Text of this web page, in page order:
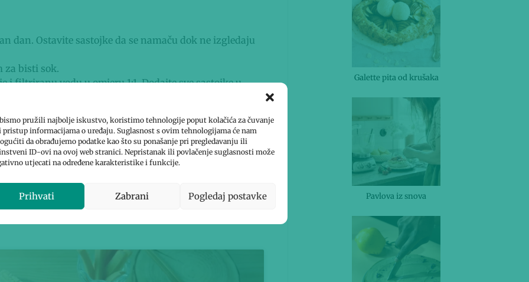
pružili najbolje iskustvo, koristimo tehnologije poput kolačića za čuvanje
informacijama o uređaju. Suglasnost s ovim tehnologijama će nam
da obrađujemo podatke kao što su ponašanje pri pregledavanju ili
ID-ovi na ovoj web stranici. Nepristanak ili povlačenje suglasnosti može
utjecati na određene karakteristike i funkcije.
Prihvati Zabrani Pogledaj postavke
dan. Ostavite sastojke da se namaču dok ne izgledaju
za bisti sok.
i filtriranu vodu u omjeru 1:1. Dodajte sve sastojke u
po izboru (npr. mrkvu, špinat) i dodati u sokovnik u
mlijeko od soje (ili kuhajte na srednjoj temperaturi.
sredstvo za zgrušavanje u lonac dok nastavljate
uklonili tekućinu i oblikovali čvrsti oblik.
Galette pita od krušaka
Pavlova iz snova